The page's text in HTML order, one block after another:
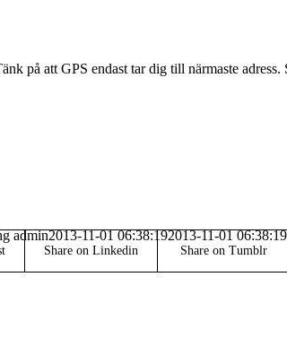
på att GPS endast tar dig till närmaste
Share on Linkedin Share on Tumblr
admin2013-11-01 06:38:192013-11-01 06:38:19